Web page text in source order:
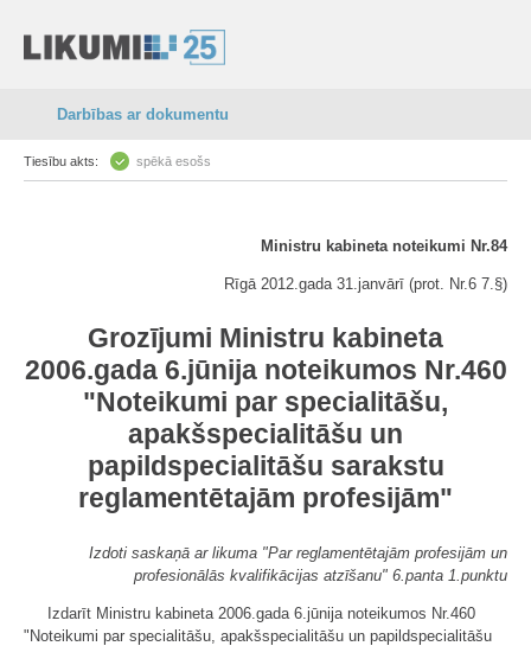
Darbības ar dokumentu
Tiesību akts: spēkā esošs
Ministru kabineta noteikumi Nr.84
Rīgā 2012.gada 31.janvārī (prot. Nr.6 7.§)
Grozījumi Ministru kabineta
2006.gada 6.jūnija noteikumos Nr.460
"Noteikumi par specialitāšu,
apakšspecialitāšu un
papildspecialitāšu sarakstu
reglamentētajām profesijām"
Izdoti saskaņā ar likuma "Par reglamentētajām profesijām un
profesionālās kvalifikācijas atzīšanu" 6.panta 1.punktu
Izdarīt Ministru kabineta 2006.gada 6.jūnija noteikumos Nr.460
"Noteikumi par specialitāšu, apakšspecialitāšu un papildspecialitāšu